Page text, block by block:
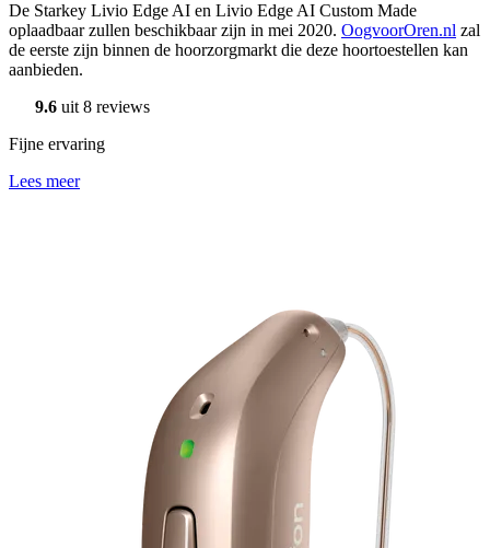
De Starkey Livio Edge AI en Livio Edge AI Custom Made
oplaadbaar zullen beschikbaar zijn in mei 2020. OogvoorOren.nl zal
de eerste zijn binnen de hoorzorgmarkt die deze hoortoestellen kan
aanbieden.
9.6 uit 8 reviews
Fijne ervaring
Lees meer